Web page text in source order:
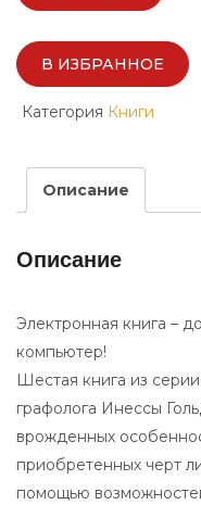
В ИЗБРАННОЕ
Категория Книги
Описание
Описание
Электронная книга –
компьютер!
Шестая книга из
графолога Инессы
врожденных
приобретенных черт
помощью